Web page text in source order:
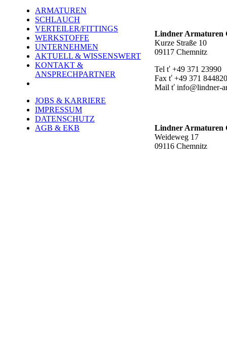
ARMATUREN
SCHLAUCH
VERTEILER/FITTINGS
WERKSTOFFE
UNTERNEHMEN
AKTUELL & WISSENSWERT
KONTAKT &
ANSPRECHPARTNER
JOBS & KARRIERE
IMPRESSUM
DATENSCHUTZ
AGB & EKB
Lindner Armaturen
Kurze Straße 10
09117 Chemnitz
Tel ť +49 371 23990
Fax ť +49 371
Mail ť info@lindner-
Lindner Armaturen
Weideweg 17
09116 Chemnitz